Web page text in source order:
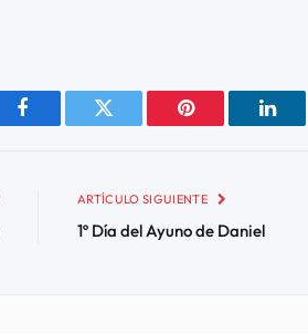
Facebook Twitter Pinterest
ARTÍCULO SIGUIENTE
1º Día del Ayuno de Daniel